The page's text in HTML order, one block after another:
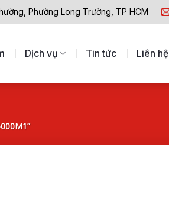
Phường Long Trường, TP HCM
Dịch vụ Tin tức Liên hệ